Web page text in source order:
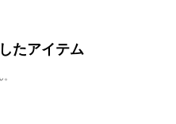
たアイテム